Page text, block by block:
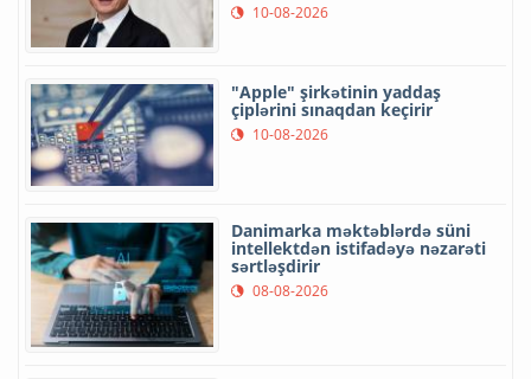
10-08-2026
"Apple" şirkətinin yaddaş
çiplərini sınaqdan keçirir
10-08-2026
Danimarka məktəblərdə süni
intellektdən istifadəyə nəzarəti
sərtləşdirir
08-08-2026